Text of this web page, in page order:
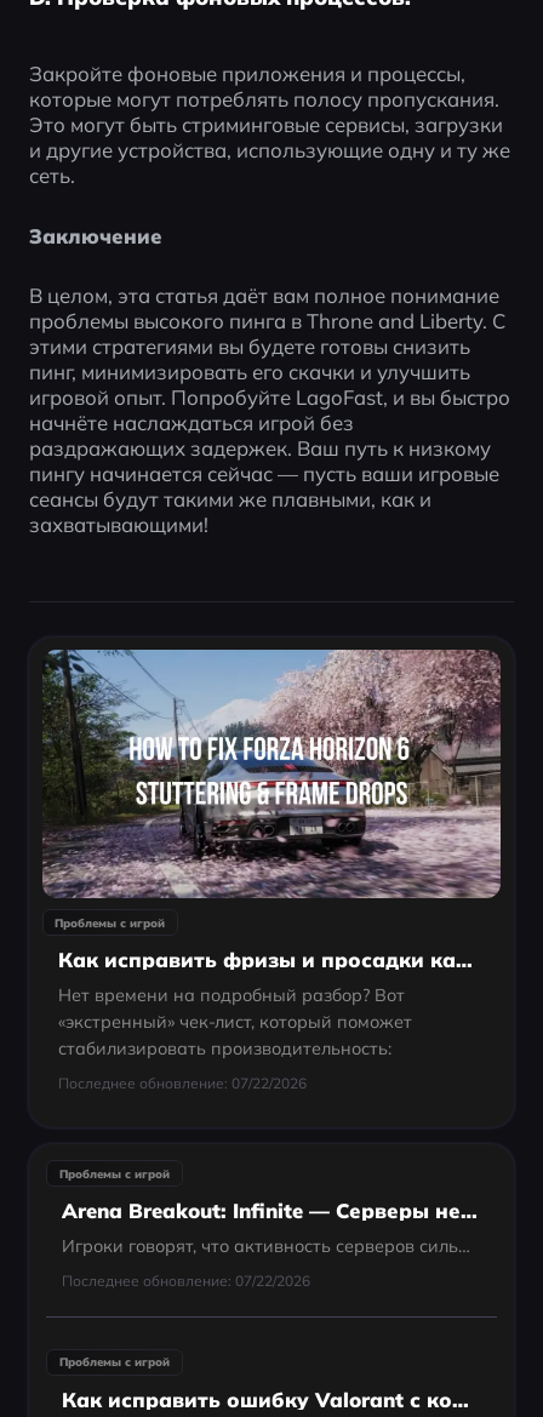
Закройте фоновые приложения и процессы,
которые могут потреблять полосу пропускания.
Это могут быть стриминговые сервисы, загрузки
и другие устройства, использующие одну и ту же
сеть.
Заключение
В целом, эта статья даёт вам полное понимание
проблемы высокого пинга в Throne and Liberty. С
этими стратегиями вы будете готовы снизить
пинг, минимизировать его скачки и улучшить
игровой опыт. Попробуйте LagoFast, и вы быстро
начнёте наслаждаться игрой без
раздражающих задержек. Ваш путь к низкому
пингу начинается сейчас — пусть ваши игровые
сеансы будут такими же плавными, как и
захватывающими!
Проблемы с игрой
Как исправить фризы и просадки кадров в Forza Horizon 6: полный гайд для ПК 2026
Нет времени на подробный разбор? Вот
«экстренный» чек-лист, который поможет
стабилизировать производительность:
Последнее обновление: 07/22/2026
Проблемы с игрой
Arena Breakout: Infinite — Серверы не работают? Быстрая проверка и решения в 2025 году
Игроки говорят, что активность серверов сильно колеблется — загруженные часы сменяются почти пустыми в зависимости от времени суток, региона или обновлений. Официальные посты, признающие наличие «проблем с серверами» или «неустойчивым подключением», над
Последнее обновление: 07/22/2026
Проблемы с игрой
Как исправить ошибку Valorant с кодом 43 — 100% рабочие способы